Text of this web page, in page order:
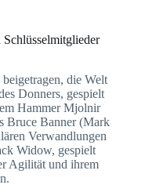
die Welt
Donners, gespielt
Hammer Mjolnir
Bruce Banner (Mark
Verwandlungen
Widow, gespielt
Agilität und ihrem